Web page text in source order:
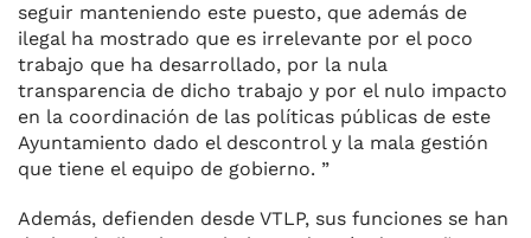
seguir manteniendo este puesto, que además de
ilegal ha mostrado que es irrelevante por el poco
trabajo que ha desarrollado, por la nula
transparencia de dicho trabajo y por el nulo impacto
en la coordinación de las políticas públicas de este
Ayuntamiento dado el descontrol y la mala gestión
que tiene el equipo de gobierno. ”
Además, defienden desde VTLP, sus funciones se han